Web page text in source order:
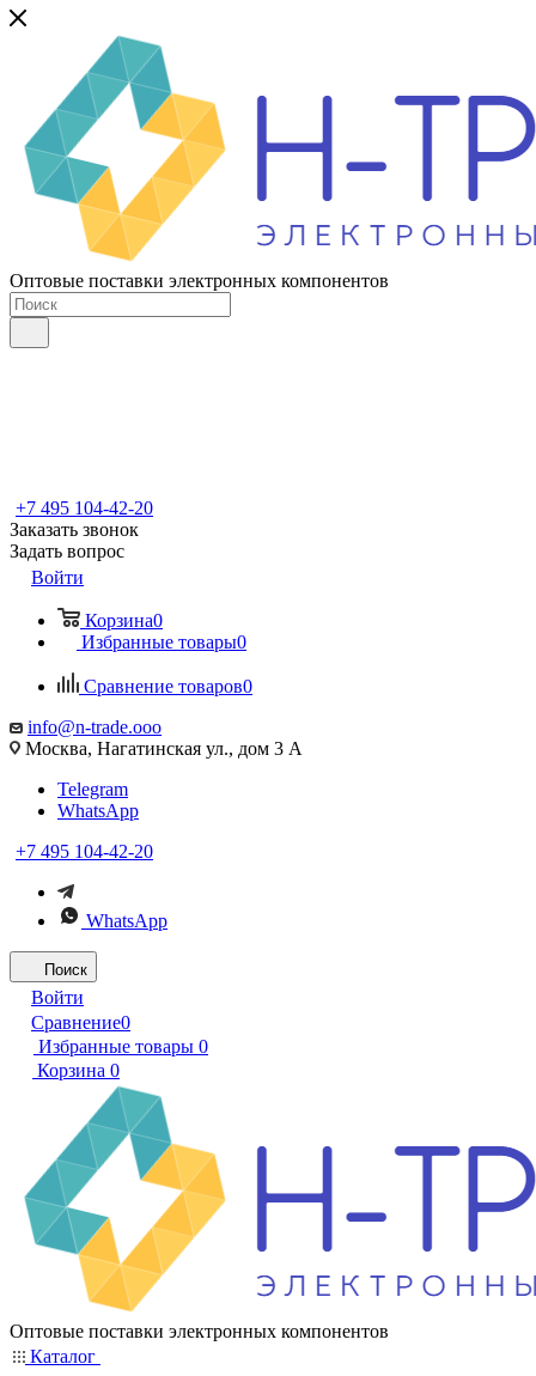
Оптовые поставки электронных компонентов
+7 495 104-42-20
Заказать звонок
Задать вопрос
Войти
Корзина0
Избранные товары0
Сравнение товаров0
info@n-trade.ooo
Москва, Нагатинская ул., дом 3 А
Telegram
WhatsApp
+7 495 104-42-20
WhatsApp
Поиск
Войти
Сравнение0
Избранные товары 0
Корзина 0
Оптовые поставки электронных компонентов
Каталог